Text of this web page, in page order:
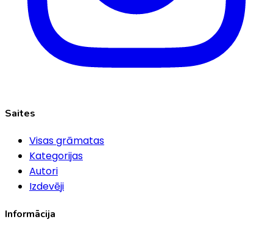
Saites
Visas grāmatas
Kategorijas
Autori
Izdevēji
Informācija